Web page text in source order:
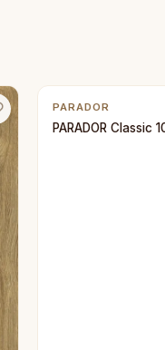
PARADOR
PARADOR Classic